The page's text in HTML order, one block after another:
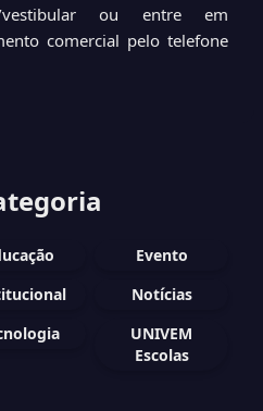
ou entre em
comercial pelo telefone
Evento
Notícias
UNIVEM
Escolas